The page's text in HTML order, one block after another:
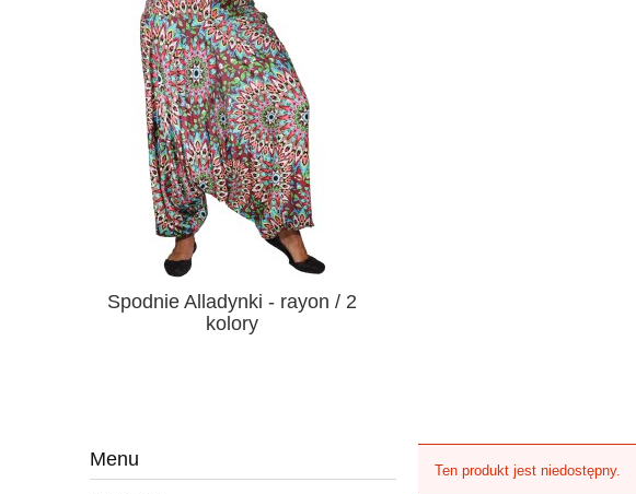
Spodnie Alladynki - rayon / 2
kolory
Menu
Ten produkt jest niedostępny.